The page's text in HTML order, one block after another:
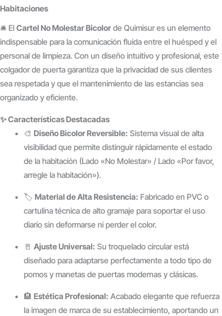
Habitaciones
🛎️ El Cartel No Molestar Bicolor de Quimisur es un elemento
indispensable para la comunicación fluida entre el huésped y el
personal de limpieza. Con un diseño intuitivo y profesional, este
colgador de puerta garantiza que la privacidad de sus clientes
sea respetada y que el mantenimiento de las estancias sea
organizado y eficiente.
✨ Características Destacadas
🎨 Diseño Bicolor Reversible: Sistema visual de alta
visibilidad que permite distinguir rápidamente el estado
de la habitación (Lado «No Molestar» / Lado «Por favor,
arregle la habitación»).
🏷️ Material de Alta Resistencia: Fabricado en PVC o
cartulina técnica de alto gramaje para soportar el uso
diario sin deformarse ni perder el color.
🚪 Ajuste Universal: Su troquelado circular está
diseñado para adaptarse perfectamente a todo tipo de
pomos y manetas de puertas modernas y clásicas.
🏨 Estética Profesional: Acabado elegante que refuerza
la imagen de marca de su establecimiento, aportando un